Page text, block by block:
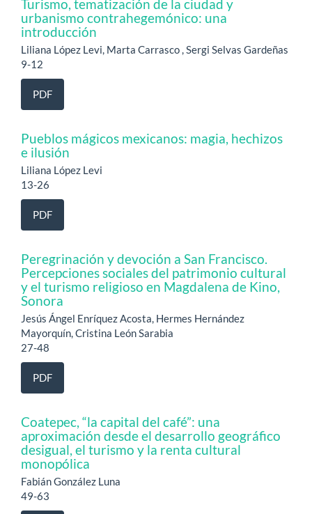
Turismo, tematización de la ciudad y
urbanismo contrahegemónico: una
introducción
Liliana López Levi, Marta Carrasco , Sergi Selvas Gardeñas
9-12
PDF
Pueblos mágicos mexicanos: magia, hechizos
e ilusión
Liliana López Levi
13-26
PDF
Peregrinación y devoción a San Francisco.
Percepciones sociales del patrimonio cultural
y el turismo religioso en Magdalena de Kino,
Sonora
Jesús Ángel Enríquez Acosta, Hermes Hernández
Mayorquín, Cristina León Sarabia
27-48
PDF
Coatepec, “la capital del café”: una
aproximación desde el desarrollo geográfico
desigual, el turismo y la renta cultural
monopólica
Fabián González Luna
49-63